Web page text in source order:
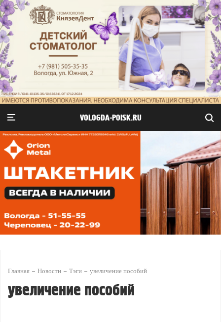
VOLOGDA-POISK.RU
Главная Новости Тэги увеличение пособий
увеличение пособий